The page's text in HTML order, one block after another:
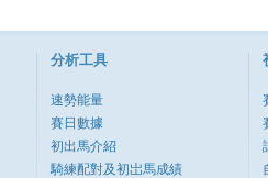
分析工具
速勢能量
賽日數據
初出馬介紹
騎練配對及初岀馬成績